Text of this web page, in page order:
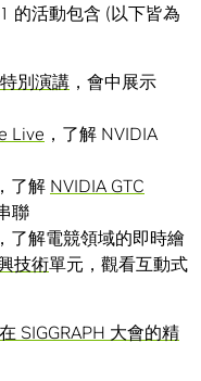
的活動包含 (以下皆為
別演講 ，會中展示
Live ，了解 NVIDIA
，了解 NVIDIA GTC
聯
，了解電競領域的即時繪
技術單元，觀看互動式
SIGGRAPH 大會的精